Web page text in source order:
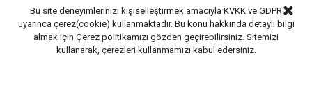
Bu site deneyimlerinizi kişiselleştirmek amacıyla KVKK ve GDPR
uyarınca çerez(cookie) kullanmaktadır. Bu konu hakkında detaylı bilgi
almak için Çerez politikamızı gözden geçirebilirsiniz. Sitemizi
kullanarak, çerezleri kullanmamızı kabul edersiniz.